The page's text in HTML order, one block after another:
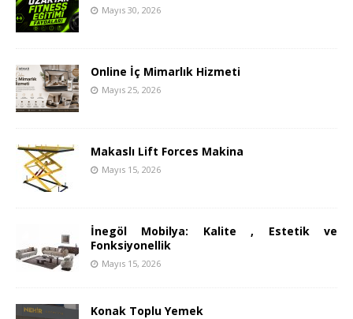
Mayıs 30, 2026
Online İç Mimarlık Hizmeti
Mayıs 25, 2026
Makaslı Lift Forces Makina
Mayıs 15, 2026
İnegöl Mobilya: Kalite , Estetik ve
Fonksiyonellik
Mayıs 15, 2026
Konak Toplu Yemek